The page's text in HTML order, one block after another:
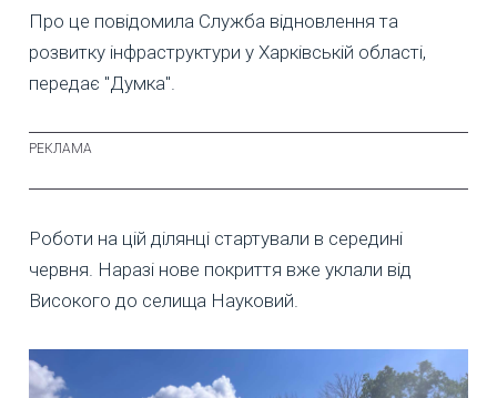
Про це повідомила Служба відновлення та
розвитку інфраструктури у Харківській області,
передає "Думка".
Роботи на цій ділянці стартували в середині
червня. Наразі нове покриття вже уклали від
Високого до селища Науковий.